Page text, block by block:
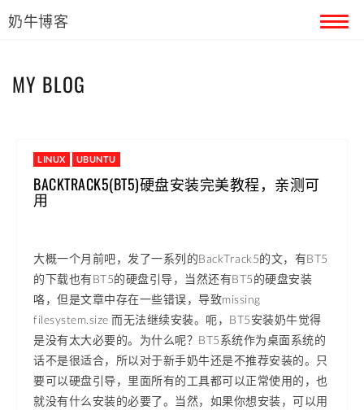
奶牛博客
MY BLOG
LINUX UBUNTU
BACKTRACK5(BT5)硬盘安装完美教程，亲测可
用
大概一个月前吧，发了一系列的BackTrack5的文，有BT5
的下载也有BT5的硬盘引导，当然还有BT5的硬盘安装
咯，但是文章中存在一些错误，导致missing
filesystem.size 而无法继续安装。呃，BT5安装奶牛觉得
是没有太大必要的。为什么呢？BT5系统作为桌面系统的
话不是很适合，所以对于新手奶牛还是不推荐安装的。只
要可以硬盘引导，里面所有的工具都可以正常使用的，也
就没有什么安装的必要了。当然，如果你想安装，可以用